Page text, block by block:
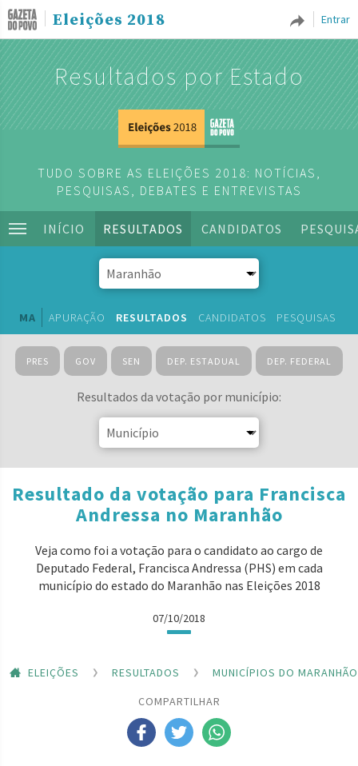
Entrar
Eleições 2018
Resultados por Estado
TUDO SOBRE AS ELEIÇÕES 2018: NOTÍCIAS,
PESQUISAS, DEBATES E ENTREVISTAS
INÍCIO RESULTADOS CANDIDATOS
MA APURAÇÃO RESULTADOS CANDIDATOS PESQUISAS
PRES GOV SEN DEP. ESTADUAL DEP. FEDERAL
Resultados da votação por município:
Resultado da votação para Francisca
Andressa no Maranhão
Veja como foi a votação para o candidato ao cargo de
Deputado Federal, Francisca Andressa (PHS) em cada
município do estado do Maranhão nas Eleições 2018
07/10/2018
ELEIÇÕES RESULTADOS
MUNICÍPIOS DO MARANHÃO
COMPARTILHAR